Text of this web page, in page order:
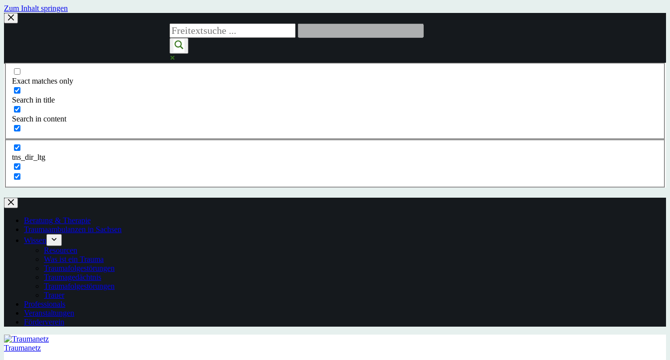
Zum Inhalt springen
Exact matches only
Search in title
Search in content
tns_dir_ltg
Beratung & Therapie
Traumaambulanzen in Sachsen
Wissen
Resourcen
Was ist ein Trauma
Traumafolgestörungen
Traumagedächtnis
Traumafolgestörungen
Trauer
Professionals
Veranstaltungen
Förderverein
Traumanetz